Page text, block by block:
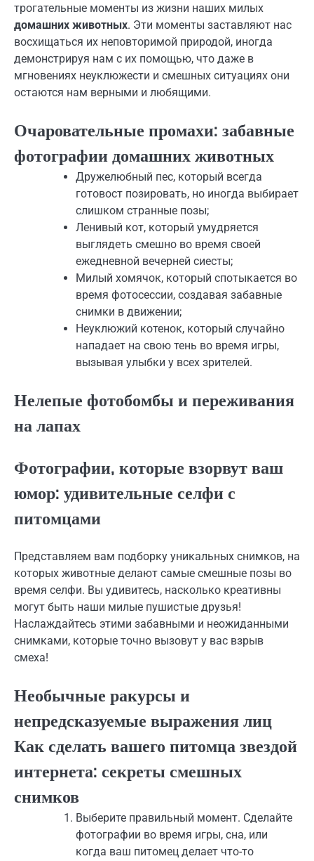
трогательные моменты из жизни наших милых
домашних животных. Эти моменты заставляют нас
восхищаться их неповторимой природой, иногда
демонстрируя нам с их помощью, что даже в
мгновениях неуклюжести и смешных ситуациях они
остаются нам верными и любящими.
Очаровательные промахи: забавные
фотографии домашних животных
Дружелюбный пес, который всегда
готовост позировать, но иногда выбирает
слишком странные позы;
Ленивый кот, который умудряется
выглядеть смешно во время своей
ежедневной вечерней сиесты;
Милый хомячок, который спотыкается во
время фотосессии, создавая забавные
снимки в движении;
Неуклюжий котенок, который случайно
нападает на свою тень во время игры,
вызывая улыбки у всех зрителей.
Нелепые фотобомбы и переживания
на лапах
Фотографии, которые взорвут ваш
юмор: удивительные селфи с
питомцами
Представляем вам подборку уникальных снимков, на
которых животные делают самые смешные позы во
время селфи. Вы удивитесь, насколько креативны
могут быть наши милые пушистые друзья!
Наслаждайтесь этими забавными и неожиданными
снимками, которые точно вызовут у вас взрыв
смеха!
Необычные ракурсы и
непредсказуемые выражения лиц
Как сделать вашего питомца звездой
интернета: секреты смешных
снимков
Выберите правильный момент. Сделайте
фотографии во время игры, сна, или
когда ваш питомец делает что-то